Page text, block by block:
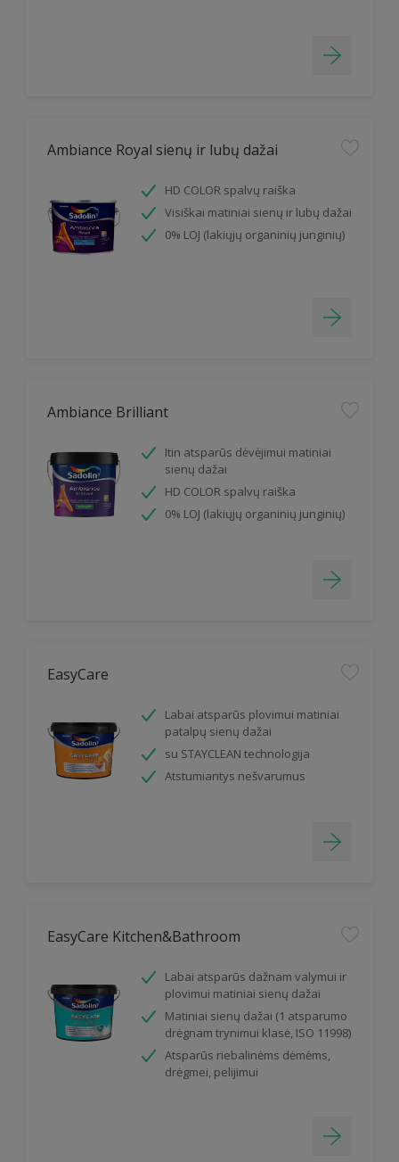
Ambiance Royal sienų ir lubų dažai
HD COLOR spalvų raiška
Visiškai matiniai sienų ir lubų dažai
0% LOJ (lakiųjų organinių junginių)
Ambiance Brilliant
Itin atsparūs dėvėjimui matiniai
sienų dažai
HD COLOR spalvų raiška
0% LOJ (lakiųjų organinių junginių)
EasyCare
Labai atsparūs plovimui matiniai
patalpų sienų dažai
su STAYCLEAN technologija
Atstumiantys nešvarumus
EasyCare Kitchen&Bathroom
Labai atsparūs dažnam valymui ir
plovimui matiniai sienų dažai
Matiniai sienų dažai (1 atsparumo
drėgnam trynimui klasė, ISO 11998)
Atsparūs riebalinėms dėmėms,
drėgmei, pelijimui